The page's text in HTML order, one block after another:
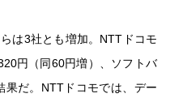
は3社とも増加。NTTドコモ
円（同60円増）、ソフトバ
果だ。NTTドコモでは、デー